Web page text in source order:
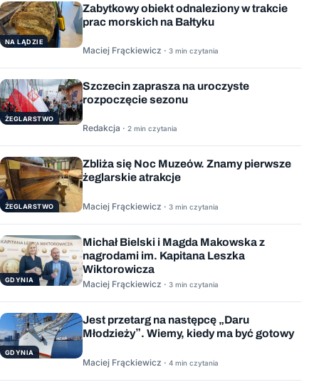
NA LĄDZIE
Zabytkowy obiekt odnaleziony w trakcie
prac morskich na Bałtyku
Maciej Frąckiewicz · 3 min czytania
ŻEGLARSTWO
Szczecin zaprasza na uroczyste
rozpoczęcie sezonu
Redakcja · 2 min czytania
ŻEGLARSTWO
Zbliża się Noc Muzeów. Znamy pierwsze
żeglarskie atrakcje
Maciej Frąckiewicz · 3 min czytania
GDYNIA
Michał Bielski i Magda Makowska z
nagrodami im. Kapitana Leszka
Wiktorowicza
Maciej Frąckiewicz · 3 min czytania
GDYNIA
Jest przetarg na następcę „Daru
Młodzieży”. Wiemy, kiedy ma być gotowy
Maciej Frąckiewicz · 4 min czytania